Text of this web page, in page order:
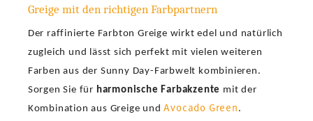
Greige mit den richtigen Farbpartnern
Der raffinierte Farbton Greige wirkt edel und natürlich
zugleich und lässt sich perfekt mit vielen weiteren
Farben aus der Sunny Day-Farbwelt kombinieren.
Sorgen Sie für harmonische Farbakzente mit der
Kombination aus Greige undAvocado Green .